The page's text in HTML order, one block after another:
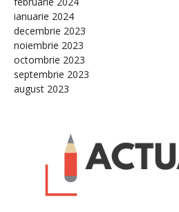
ianuarie 2024
decembrie 2023
noiembrie 2023
octombrie 2023
septembrie 2023
august 2023